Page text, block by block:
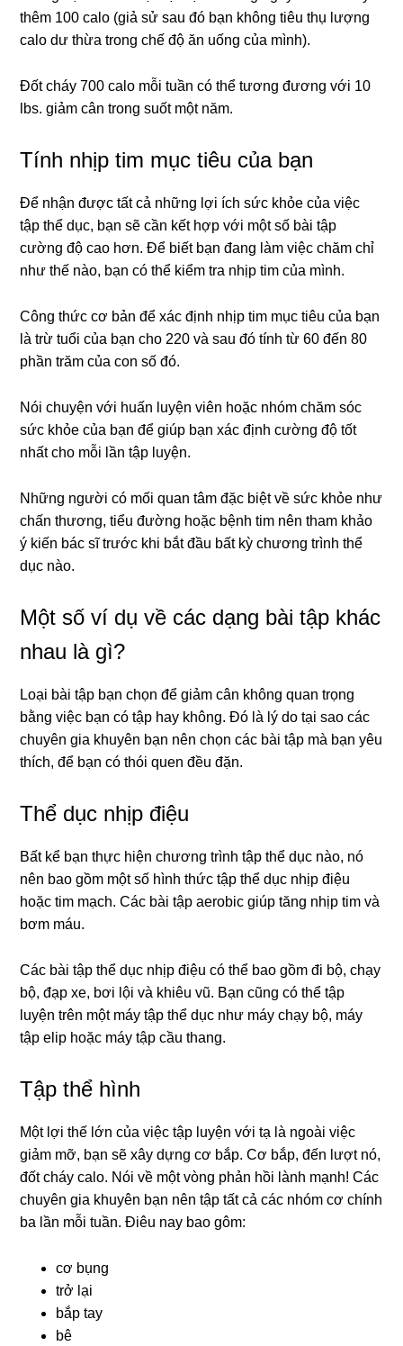
thêm 100 calo (giả sử sau đó bạn không tiêu thụ lượng
calo dư thừa trong chế độ ăn uống của mình).
Đốt cháy 700 calo mỗi tuần có thể tương đương với 10
lbs.giảm cân trong suốt một năm.
Tính nhịp tim mục tiêu của bạn
Để nhận được tất cả những lợi ích sức khỏe của việc
tập thể dục, bạn sẽ cần kết hợp với một số bài tập
cường độ cao hơn. Để biết bạn đang làm việc chăm chỉ
như thế nào, bạn có thể kiểm tra nhịp tim của mình.
Công thức cơ bản để xác định nhịp tim mục tiêu của bạn
là trừ tuổi của bạn cho 220 và sau đó tính từ 60 đến 80
phần trăm của con số đó.
Nói chuyện với huấn luyện viên hoặc nhóm chăm sóc
sức khỏe của bạn để giúp bạn xác định cường độ tốt
nhất cho mỗi lần tập luyện.
Những người có mối quan tâm đặc biệt về sức khỏe như
chấn thương, tiểu đường hoặc bệnh tim nên tham khảo
ý kiến ​​bác sĩ trước khi bắt đầu bất kỳ chương trình thể
dục nào.
Một số ví dụ về các dạng bài tập khác
nhau là gì?
Loại bài tập bạn chọn để giảm cân không quan trọng
bằng việc bạn có tập hay không.Đó là lý do tại sao các
chuyên gia khuyên bạn nên chọn các bài tập mà bạn yêu
thích, để bạn có thói quen đều đặn.
Thể dục nhịp điệu
Bất kể bạn thực hiện chương trình tập thể dục nào, nó
nên bao gồm một số hình thức tập thể dục nhịp điệu
hoặc tim mạch.Các bài tập aerobic giúp tăng nhịp tim và
bơm máu.
Các bài tập thể dục nhịp điệu có thể bao gồm đi bộ, chạy
bộ, đạp xe, bơi lội và khiêu vũ. Bạn cũng có thể tập
luyện trên một máy tập thể dục như máy chạy bộ, máy
tập elip hoặc máy tập cầu thang.
Tập thể hình
Một lợi thế lớn của việc tập luyện với tạ là ngoài việc
giảm mỡ, bạn sẽ xây dựng cơ bắp. Cơ bắp, đến lượt nó,
đốt cháy calo. Nói về một vòng phản hồi lành mạnh! Các
chuyên gia khuyên bạn nên tập tất cả các nhóm cơ chính
ba lần mỗi tuần. Điêu nay bao gôm:
cơ bụng
trở lại
bắp tay
bê